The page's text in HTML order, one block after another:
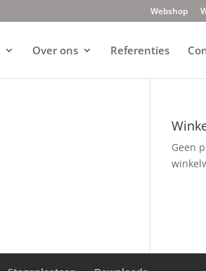
Webshop
Over ons Referenties
Geen